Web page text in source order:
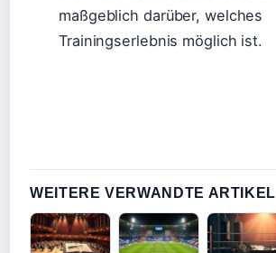
maßgeblich darüber, welches
Trainingserlebnis möglich ist.
WEITERE VERWANDTE ARTIKEL